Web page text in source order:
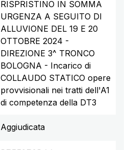
RISPRISTINO IN SOMMA
URGENZA A SEGUITO DI
ALLUVIONE DEL 19 E 20
OTTOBRE 2024 -
DIREZIONE 3^ TRONCO
BOLOGNA - Incarico di
COLLAUDO STATICO opere
provvisionali nei tratti dell'A1
di competenza della DT3
Aggiudicata